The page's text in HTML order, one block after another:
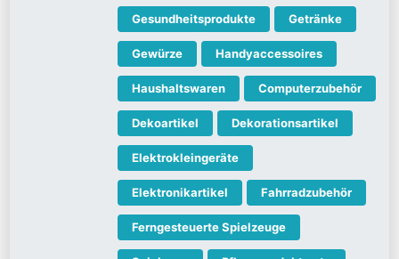
Gesundheitsprodukte Getränke
Gewürze Handyaccessoires
Haushaltswaren Computerzubehör
Dekoartikel Dekorationsartikel
Elektrokleingeräte
Elektronikartikel Fahrradzubehör
Ferngesteuerte Spielzeuge